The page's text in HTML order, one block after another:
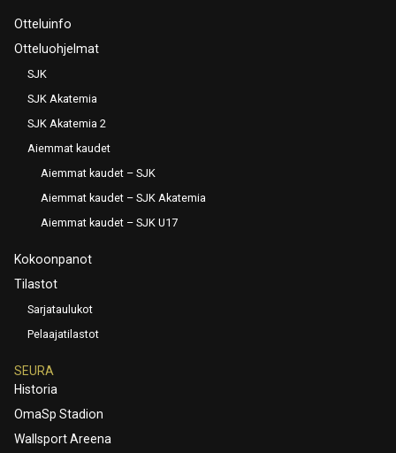
Otteluinfo
Otteluohjelmat
SJK
SJK Akatemia
SJK Akatemia 2
Aiemmat kaudet
Aiemmat kaudet – SJK
Aiemmat kaudet – SJK Akatemia
Aiemmat kaudet – SJK U17
Kokoonpanot
Tilastot
Sarjataulukot
Pelaajatilastot
SEURA
Historia
OmaSp Stadion
Wallsport Areena